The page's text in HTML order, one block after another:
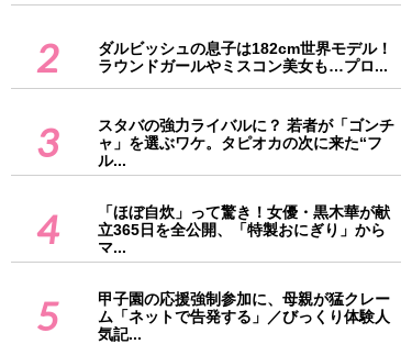
2
ダルビッシュの息子は182cm世界モデル！
ラウンドガールやミスコン美女も…プロ...
3
スタバの強力ライバルに？ 若者が「ゴンチ
ャ」を選ぶワケ。タピオカの次に来た“フ
ル...
4
「ほぼ自炊」って驚き！女優・黒木華が献
立365日を全公開、「特製おにぎり」から
マ...
5
甲子園の応援強制参加に、母親が猛クレー
ム「ネットで告発する」／びっくり体験人
気記...